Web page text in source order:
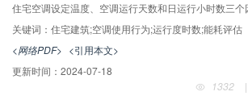
住宅空调设定温度、空调运行天数和日运行小时数三
度时数指标。结合长江流域地区住宅空调的使用特点，
用聚类分析，将空调使用行为水平分为经济型、舒适
到了典型城市的运行度时数及三类空调行为临界值。
调运行度时数接近其所在空调行为类别中对应临界值的
指标，实现了不同建筑能耗水平的相互对比。以不同
关键词： 住宅建筑;空调使用行为;运行度时数;能耗评估
<网络PDF> <引用本文>
更新时间： 2024-07-18
1332
|